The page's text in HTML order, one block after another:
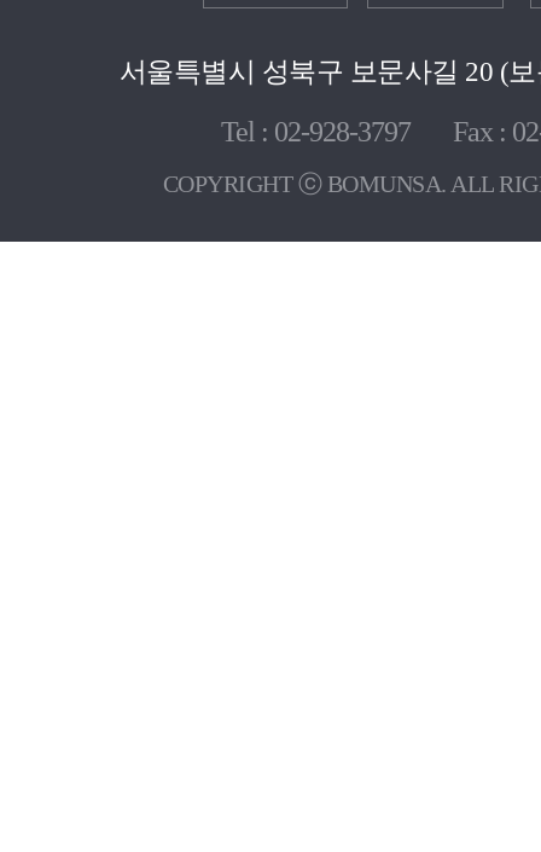
서울특별시 성북구 보문사길 20 (
Tel : 02-928-3797 Fax :
COPYRIGHT ⓒ BOMUNSA. ALL